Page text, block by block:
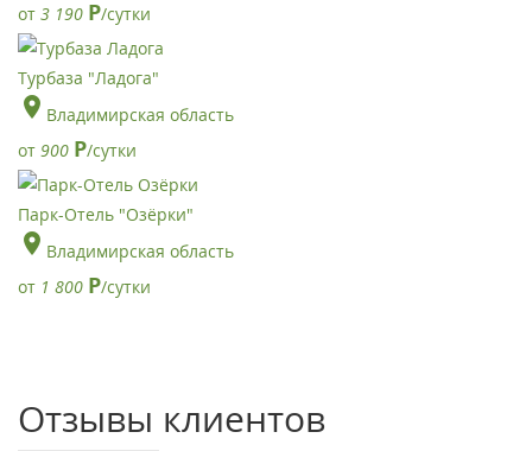
от 3 190 Р/сутки
Турбаза "Ладога"
Владимирская область
от 900 Р/сутки
Парк-Отель "Озёрки"
Владимирская область
от 1 800 Р/сутки
Отзывы клиентов